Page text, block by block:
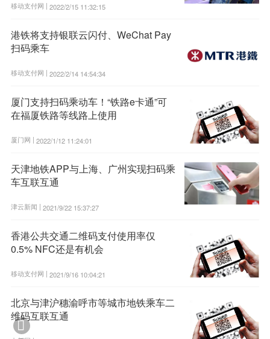
移动支付网 | 2022/2/15 11:32:15
港铁将支持银联云闪付、WeChat Pay
扫码乘车
移动支付网 | 2022/2/14 14:54:34
厦门支持扫码乘动车！“铁路e卡通”可
在福厦铁路等线路上使用
厦门网 | 2022/1/12 11:24:01
天津地铁APP与上海、广州实现扫码乘
车互联互通
津云新闻 | 2021/9/22 15:37:27
香港公共交通二维码支付使用率仅
0.5% NFC还是有机会
移动支付网 | 2021/9/16 10:04:21
北京与津沪穗渝呼市等城市地铁乘车二
维码互联互通
